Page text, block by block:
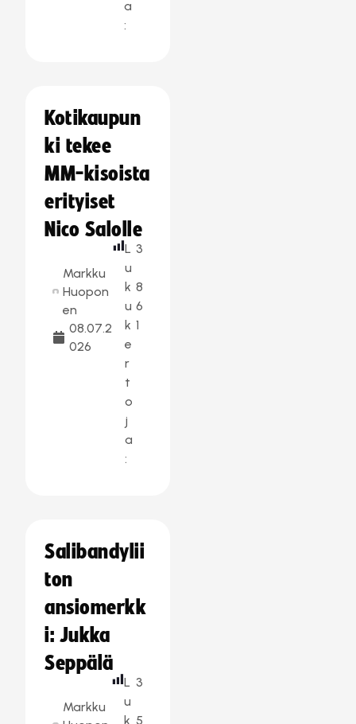
a
:
Kotikaupun
ki tekee
MM-kisoista
erityiset
Nico Salolle
Markku
Huopon
en
08.07.2
026
L
u
k
u
k
e
r
t
o
j
a
:
3
8
6
1
Salibandylii
ton
ansiomerkk
i: Jukka
Seppälä
Markku
L
u
k
3
5